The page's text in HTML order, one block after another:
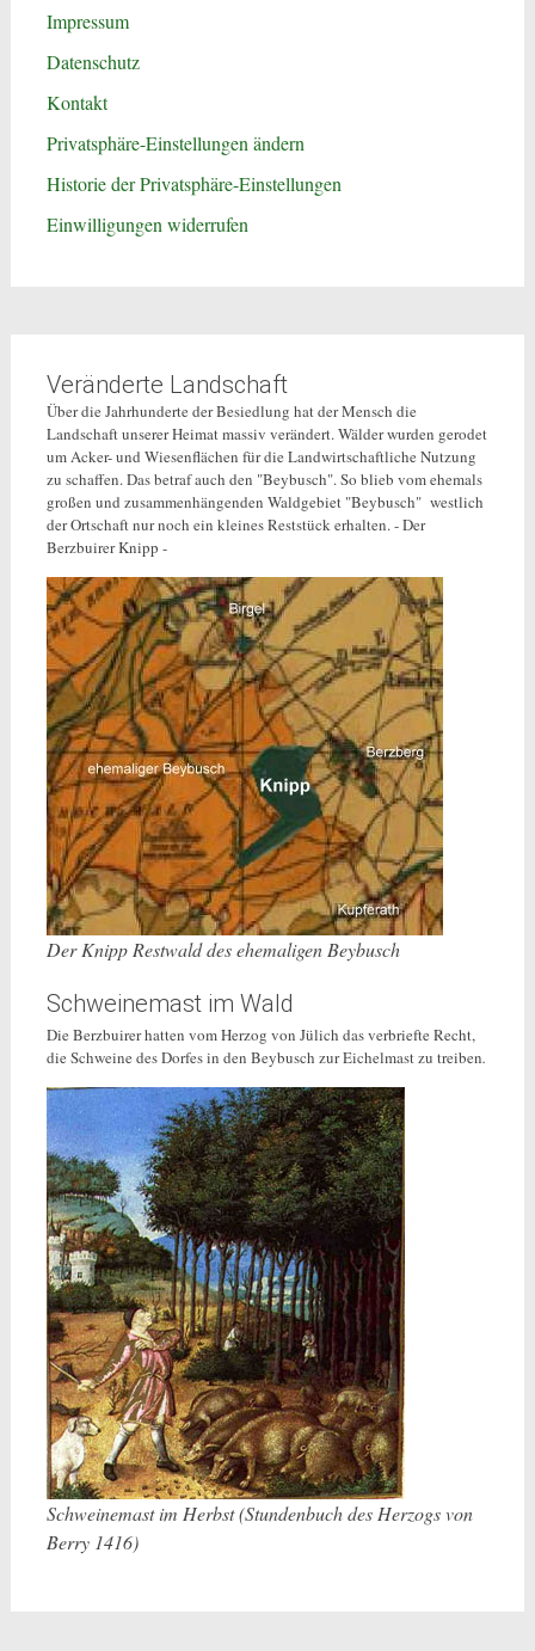
Impressum
Datenschutz
Kontakt
Privatsphäre-Einstellungen ändern
Historie der Privatsphäre-Einstellungen
Einwilligungen widerrufen
Veränderte Landschaft
Über die Jahrhunderte der Besiedlung hat der Mensch die
Landschaft unserer Heimat massiv verändert. Wälder wurden gerodet
um Acker- und Wiesenflächen für die Landwirtschaftliche Nutzung
zu schaffen. Das betraf auch den "Beybusch". So blieb vom ehemals
großen und zusammenhängenden Waldgebiet "Beybusch" westlich
der Ortschaft nur noch ein kleines Reststück erhalten. - Der
Berzbuirer Knipp -
Der Knipp Restwald des ehemaligen Beybusch
Schweinemast im Wald
Die Berzbuirer hatten vom Herzog von Jülich das verbriefte Recht,
die Schweine des Dorfes in den Beybusch zur Eichelmast zu treiben.
Schweinemast im Herbst (Stundenbuch des Herzogs von
Berry 1416)